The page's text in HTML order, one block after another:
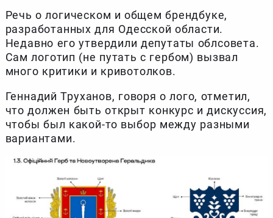
Речь о логическом и общем брендбуке,
разработанных для Одесской области.
Недавно его утвердили депутаты облсовета.
Сам логотип (не путать с гербом) вызвал
много критики и кривотолков.
Геннадий Труханов, говоря о лого, отметил,
что должен быть открыт конкурс и дискуссия,
чтобы был какой-то выбор между разными
вариантами.